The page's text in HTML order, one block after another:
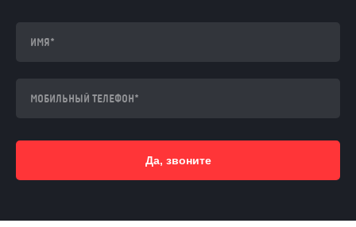
Да, звоните